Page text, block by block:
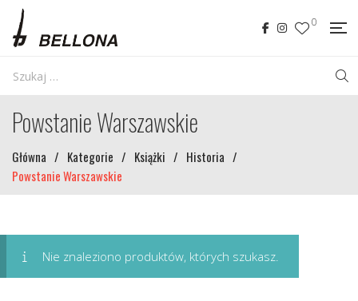
0
Powstanie Warszawskie
Główna / Kategorie / Książki / Historia /
Powstanie Warszawskie
Nie znaleziono produktów, których szukasz.